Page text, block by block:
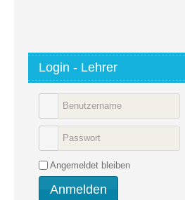
Login - Lehrer
Angemeldet bleiben
Anmelden